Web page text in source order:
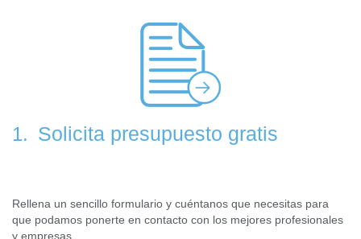
1. Solicita presupuesto gratis
Rellena un sencillo formulario y cuéntanos que necesitas para
que podamos ponerte en contacto con los mejores profesionales
y empresas.